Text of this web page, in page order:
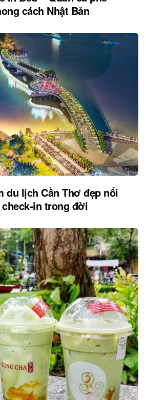
cách Nhật Bản
du lịch Cần Thơ đẹp nổi
in trong đời